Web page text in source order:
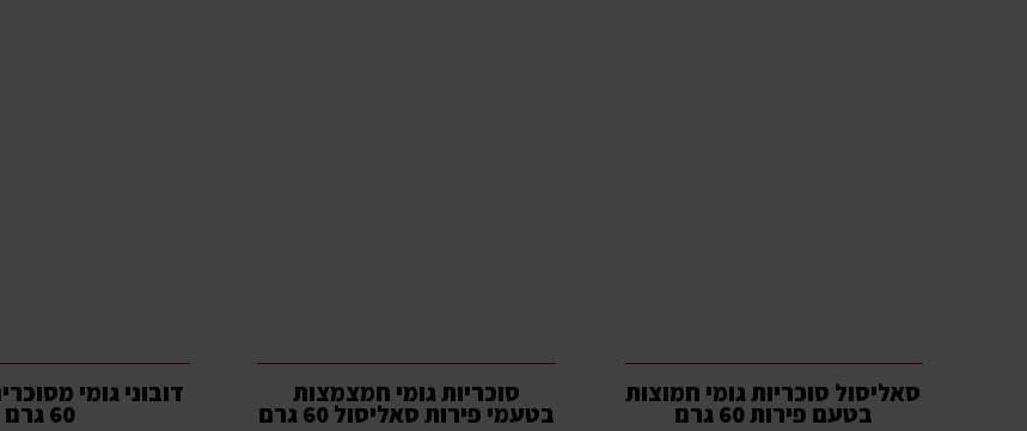
סאליסול סוכריות גומי חמוצות
בטעם פירות 60 גרם
סוכריות גומי חמצמצות
בטעמי פירות סאליסול 60 גרם
דובוני גומי
60 גרם